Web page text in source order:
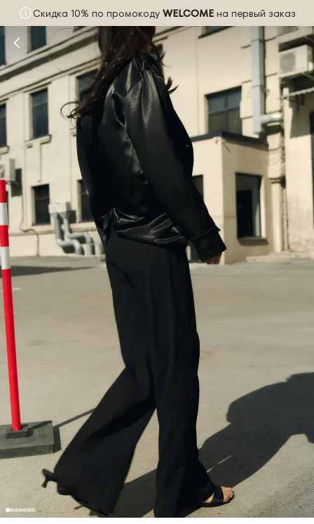
Скидка 10% по промокоду WELCOME на первый заказ